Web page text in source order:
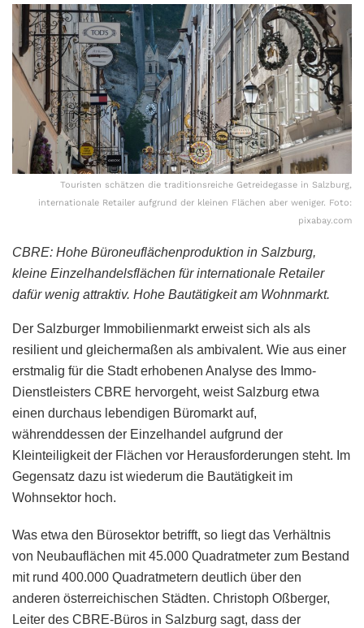
Touristen schätzen die traditionsreiche Getreidegasse in Salzburg,
internationale Retailer aufgrund der kleinen Flächen aber weniger. Foto:
pixabay.com
CBRE: Hohe Büroneuflächenproduktion in Salzburg,
kleine Einzelhandelsflächen für internationale Retailer
dafür wenig attraktiv. Hohe Bautätigkeit am Wohnmarkt.
Der Salzburger Immobilienmarkt erweist sich als als
resilient und gleichermaßen als ambivalent. Wie aus einer
erstmalig für die Stadt erhobenen Analyse des Immo-
Dienstleisters CBRE hervorgeht, weist Salzburg etwa
einen durchaus lebendigen Büromarkt auf,
währenddessen der Einzelhandel aufgrund der
Kleinteiligkeit der Flächen vor Herausforderungen steht. Im
Gegensatz dazu ist wiederum die Bautätigkeit im
Wohnsektor hoch.
Was etwa den Bürosektor betrifft, so liegt das Verhältnis
von Neubauflächen mit 45.000 Quadratmeter zum Bestand
mit rund 400.000 Quadratmetern deutlich über den
anderen österreichischen Städten. Christoph Oßberger,
Leiter des CBRE-Büros in Salzburg sagt, dass der